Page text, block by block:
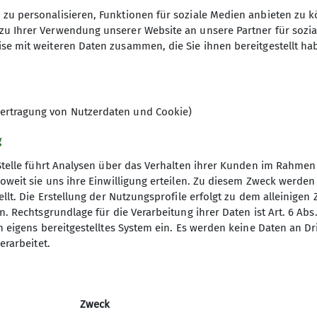
17 und 25 Kilometer - die Teilnahme ist kostenfrei!
Tourenprogramm Outdoor
Würzburg
Unsere Partner
personalisieren, Funktionen für soziale Medien anbieten zu
Ihrer Verwendung unserer Website an unsere Partner für
mit weiteren Daten zusammen, die Sie ihnen bereitgestellt
von Nutzerdaten und Cookie)
führt Analysen über das Verhalten ihrer Kunden im
sie uns ihre Einwilligung erteilen. Zu diesem Zweck
Die Erstellung der Nutzungsprofile erfolgt zu dem alleinigen
Rechtsgrundlage für die Verarbeitung ihrer Daten ist Art. 6
eigens bereitgestelltes System ein. Es werden keine Daten an
Zweck